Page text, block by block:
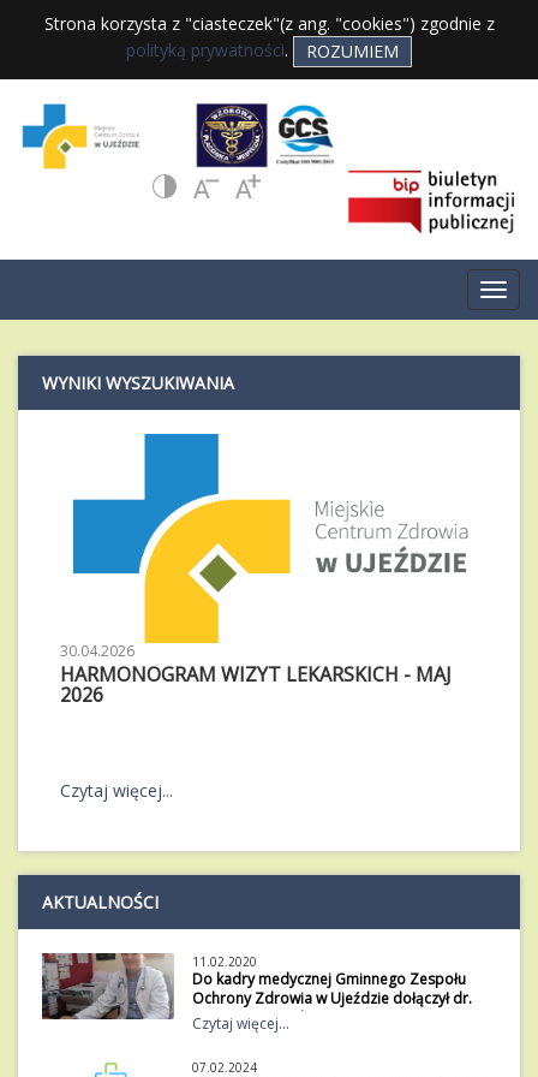
Strona korzysta z "ciasteczek"(z ang. "cookies") zgodnie z
polityką prywatności. ROZUMIEM
WYNIKI WYSZUKIWANIA
30.04.2026
HARMONOGRAM WIZYT LEKARSKICH - MAJ
2026
Czytaj więcej...
AKTUALNOŚCI
11.02.2020
Do kadry medycznej Gminnego Zespołu
Ochrony Zdrowia w Ujeździe dołączył dr.
Sławomir Kijewski.
Do kadry medycznej Gminnego Zespołu
Czytaj więcej...
07.02.2024